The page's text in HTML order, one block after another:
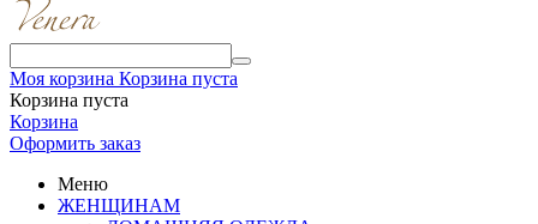
Моя корзина Корзина пуста
Корзина пуста
Корзина
Оформить заказ
Меню
ЖЕНЩИНАМ